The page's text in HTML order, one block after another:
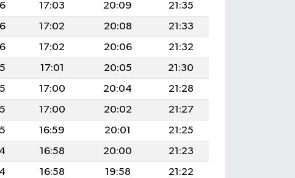
17:03 20:09
21:35
17:02 20:08
21:33
17:02 20:06
21:32
17:01 20:05
21:30
17:00 20:04
21:28
17:00 20:02
21:27
16:59 20:01
21:25
16:58 20:00
21:23
16:58 19:58
21:22